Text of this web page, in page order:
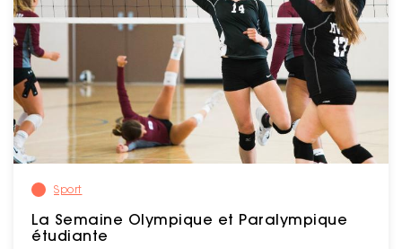
Sport
La Semaine Olympique et Paralympique
étudiante